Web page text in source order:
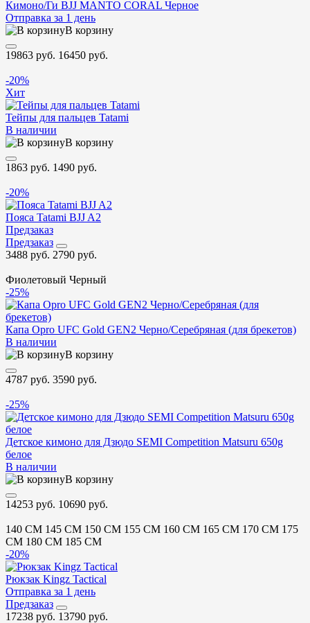
Кимоно/Ги BJJ MANTO CORAL Черное
Отправка за 1 день
В корзину
19863 руб. 16450 руб.
-20%
Хит
Тейпы для пальцев Tatami
В наличии
В корзину
1863 руб. 1490 руб.
-20%
Пояса Tatami BJJ A2
Предзаказ
Предзаказ
3488 руб. 2790 руб.
Фиолетовый Черный
-25%
Капа Opro UFC Gold GEN2 Черно/Серебряная (для брекетов)
В наличии
В корзину
4787 руб. 3590 руб.
-25%
Детское кимоно для Дзюдо SEMI Competition Matsuru 650g
белое
В наличии
В корзину
14253 руб. 10690 руб.
140 CM 145 CM 150 CM 155 CM 160 CM 165 CM 170 CM 175
CM 180 CM 185 CM
-20%
Рюкзак Kingz Tactical
Отправка за 1 день
Предзаказ
17238 руб. 13790 руб.